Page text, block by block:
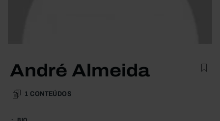
André Almeida
1 CONTEÚDOS